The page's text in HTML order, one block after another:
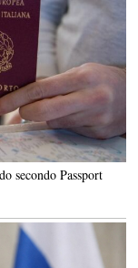
secondo Passport